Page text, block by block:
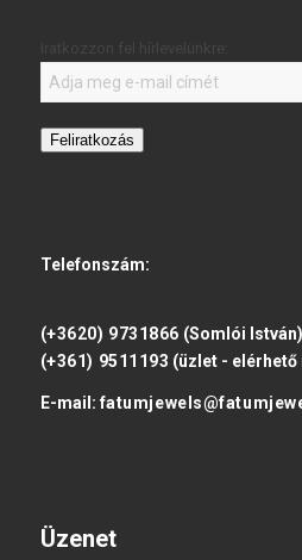
Feliratkozás
Telefonszám:
(+3620) 9731866 (Somlói István)
(+361) 9511193 (üzlet -
E-mail:
Üzenet